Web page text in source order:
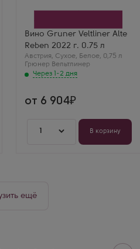
Вино Gruner Veltliner Alte
Reben 2022 г. 0.75 л
Австрия, Сухое, Белое, 0,75 л
Грюнер Вельтлинер
Через 1-2 дня
Грюнер Вельтлинер
Страна
Австрия
Регион
Кремшталь, Нижняя
Австрия
от 6 904
1 В корзину
ещё